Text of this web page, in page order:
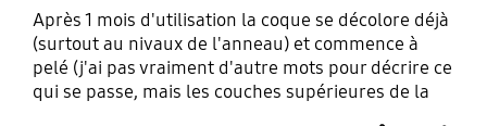
Après 1 mois d'utilisation la coque se décolore déjà
(surtout au nivaux de l'anneau) et commence à
pelé (j'ai pas vraiment d'autre mots pour décrire ce
qui se passe, mais les couches supérieures de la